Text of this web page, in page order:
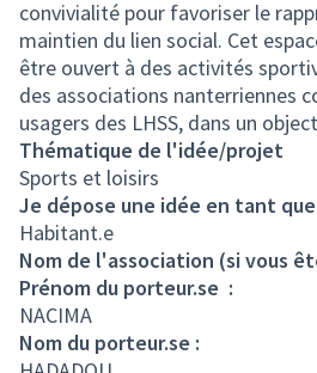
convivialité pour favoriser le
maintien du lien social. Cet
être ouvert à des activités
des associations nanterriennes
usagers des LHSS, dans un
Thématique de l'idée/projet
Sports et loisirs
Je dépose une idée en tant
Habitant.e
Nom de l'association (si vous
Prénom du porteur.se :
NACIMA
Nom du porteur.se :